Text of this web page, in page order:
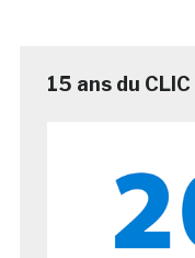
15 ans du